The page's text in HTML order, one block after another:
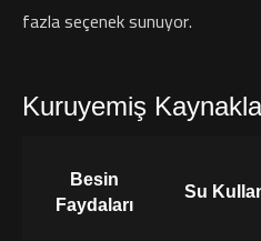
fazla seçenek sunuyor.
Kuruyemiş
Besin
Faydaları
Su